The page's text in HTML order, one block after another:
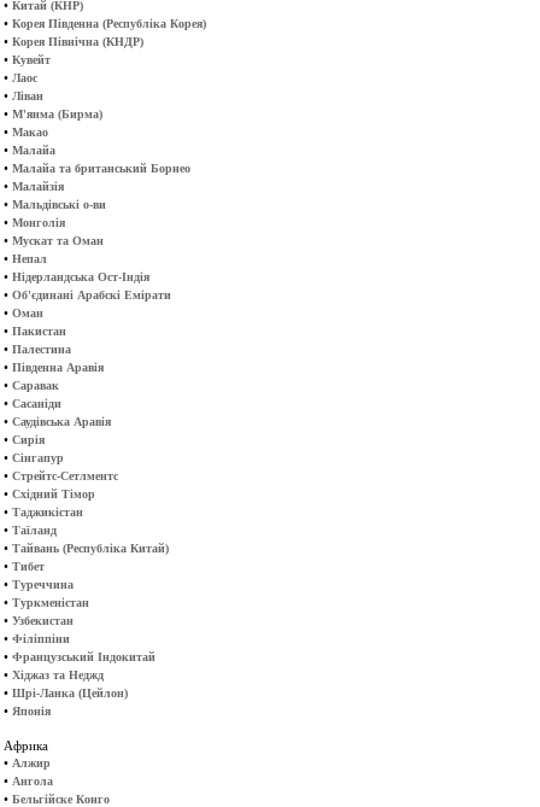
• Китай (КНР)
• Корея Південна (Республіка Корея)
• Корея Північна (КНДР)
• Кувейт
• Лаос
• Ліван
• М'янма (Бирма)
• Макао
• Малайа
• Малайа та британський Борнео
• Малайзія
• Мальдівські о-ви
• Монголія
• Мускат та Оман
• Непал
• Нідерландська Ост-Індія
• Об'єдинані Арабскі Емірати
• Оман
• Пакистан
• Палестина
• Південна Аравія
• Саравак
• Сасаніди
• Саудівська Аравія
• Сирія
• Сінгапур
• Стрейтс-Сетлментс
• Східний Тімор
• Таджикістан
• Таїланд
• Тайвань (Республіка Китай)
• Тибет
• Туреччина
• Туркменістан
• Узбекистан
• Філіппіни
• Французський Індокитай
• Хіджаз та Неджд
• Шрі-Ланка (Цейлон)
• Японія
Африка
• Алжир
• Ангола
• Бельгійске Конго